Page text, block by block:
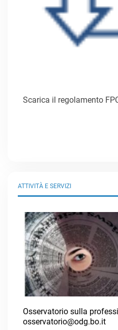
Scarica il regolamento
ATTIVITÀ E SERVIZI
Osservatorio sulla
osservatorio@odg.bo.it